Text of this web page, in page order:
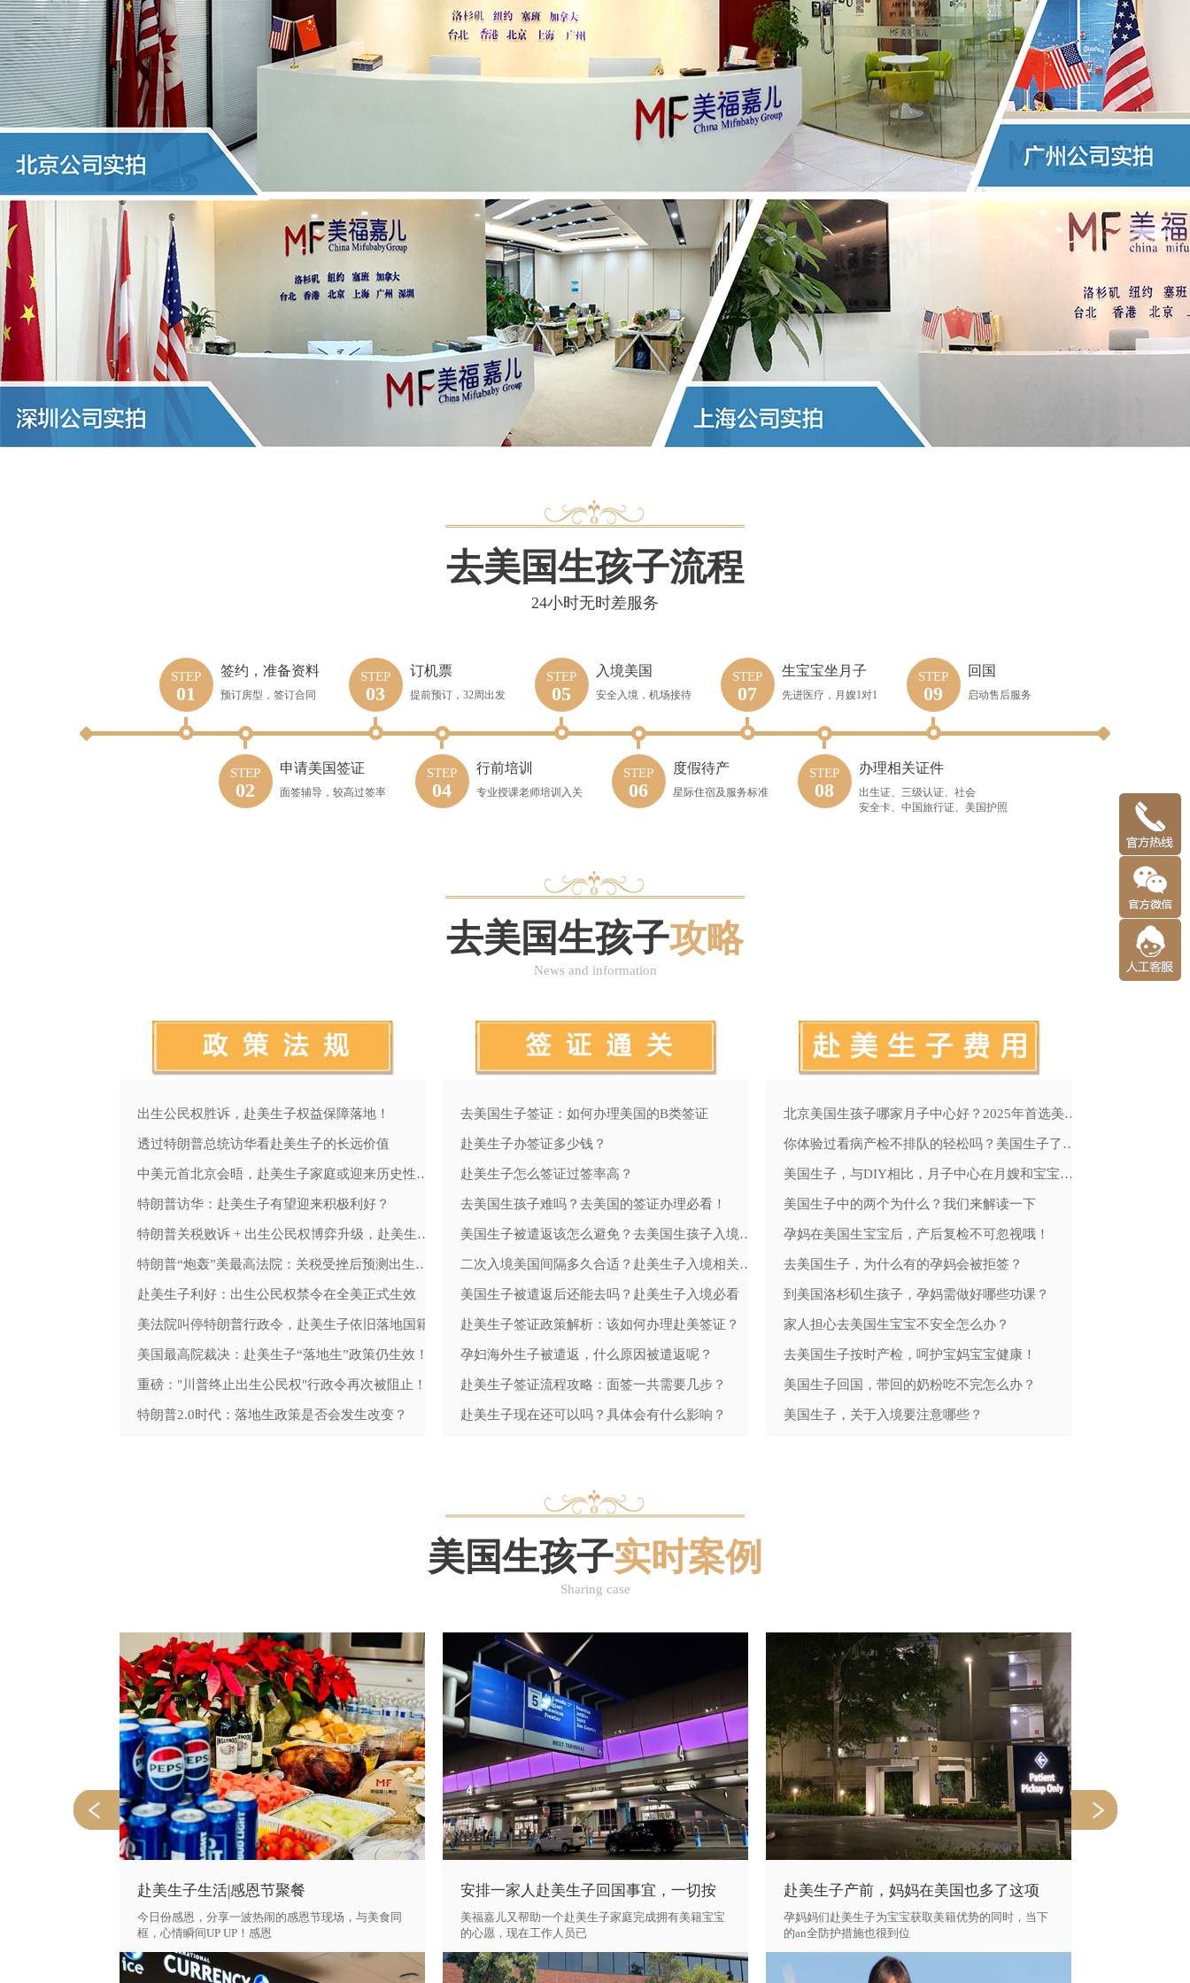
去美国生孩子流程
24小时无时差服务
STEP
01
签约，准备资料
预订房型，签订合同
STEP
03
订机票
提前预订，32周出发
STEP
05
入境美国
安全入境，机场接待
STEP
07
生宝宝坐月子
先进医疗，月嫂1对1
STEP
09
回国
启动售后服务
STEP
02
申请美国签证
面签辅导，较高过签率
STEP
04
行前培训
专业授课老师培训入关
STEP
06
度假待产
星际住宿及服务标准
STEP
08
办理相关证件
出生证、三级认证、社会
安全卡、中国旅行证、美国护照
去美国生孩子攻略
News and information
出生公民权胜诉，赴美生子权益保障落地！
透过特朗普总统访华看赴美生子的长远价值
中美元首北京会晤，赴美生子家庭或迎来历史性利好
特朗普访华：赴美生子有望迎来积极利好？
特朗普关税败诉 + 出生公民权博弈升级，赴美生子再添利好信号！
特朗普“炮轰”美最高法院：关税受挫后预测出生公民权案裁决
赴美生子利好：出生公民权禁令在全美正式生效
美法院叫停特朗普行政令，赴美生子依旧落地国籍
美国最高院裁决：赴美生子“落地生”政策仍生效！
重磅："川普终止出生公民权"行政令再次被阻止！
特朗普2.0时代：落地生政策是否会发生改变？
去美国生子签证：如何办理美国的B类签证
赴美生子办签证多少钱？
赴美生子怎么签证过签率高？
去美国生孩子难吗？去美国的签证办理必看！
美国生子被遣返该怎么避免？去美国生孩子入境必看！
二次入境美国间隔多久合适？赴美生子入境相关攻略
美国生子被遣返后还能去吗？赴美生子入境必看
赴美生子签证政策解析：该如何办理赴美签证？
孕妇海外生子被遣返，什么原因被遣返呢？
赴美生子签证流程攻略：面签一共需要几步？
赴美生子现在还可以吗？具体会有什么影响？
北京美国生孩子哪家月子中心好？2025年首选美福嘉儿
你体验过看病产检不排队的轻松吗？美国生子了解一下
美国生子，与DIY相比，月子中心在月嫂和宝宝证件上更占绝对优势
美国生子中的两个为什么？我们来解读一下
孕妈在美国生宝宝后，产后复检不可忽视哦！
去美国生子，为什么有的孕妈会被拒签？
到美国洛杉矶生孩子，孕妈需做好哪些功课？
家人担心去美国生宝宝不安全怎么办？
去美国生子按时产检，呵护宝妈宝宝健康！
美国生子回国，带回的奶粉吃不完怎么办？
美国生子，关于入境要注意哪些？
美国生孩子实时案例
Sharing case
赴美生子生活|感恩节聚餐
今日份感恩，分享一波热闹的感恩节现场，与美食同
框，心情瞬间UP UP！感恩
安排一家人赴美生子回国事宜，一切按
计划顺利完成！
美福嘉儿又帮助一个赴美生子家庭完成拥有美籍宝宝
的心愿，现在工作人员已
赴美生子产前，妈妈在美国也多了这项
检查
孕妈妈们赴美生子为宝宝获取美籍优势的同时，当下
的an全防护措施也很到位